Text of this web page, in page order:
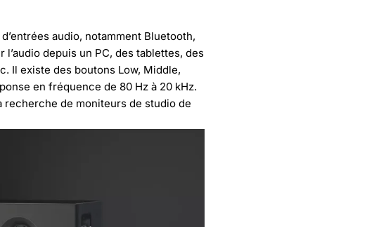
audio, notamment Bluetooth,
depuis un PC, des tablettes, des
Il existe des boutons Low, Middle,
en fréquence de 80 Hz à 20 kHz.
de moniteurs de studio de